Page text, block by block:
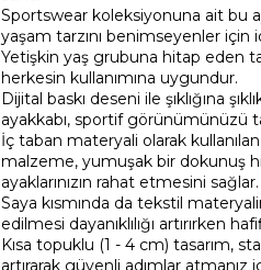
Sportswear koleksiyonuna ait bu
yaşam tarzını benimseyenler için
Yetişkin yaş grubuna hitap eden
herkesin kullanımına uygundur.
Dijital baskı deseni ile şıklığına
ayakkabı, sportif görünümünüzü
İç taban materyali olarak
malzeme, yumuşak bir dokunuş
ayaklarınızın rahat etmesini sağlar.
Saya kısmında da tekstil
edilmesi dayanıklılığı artırırken
Kısa topuklu (1 - 4 cm) tasarım,
artırarak güvenli adımlar atmanız